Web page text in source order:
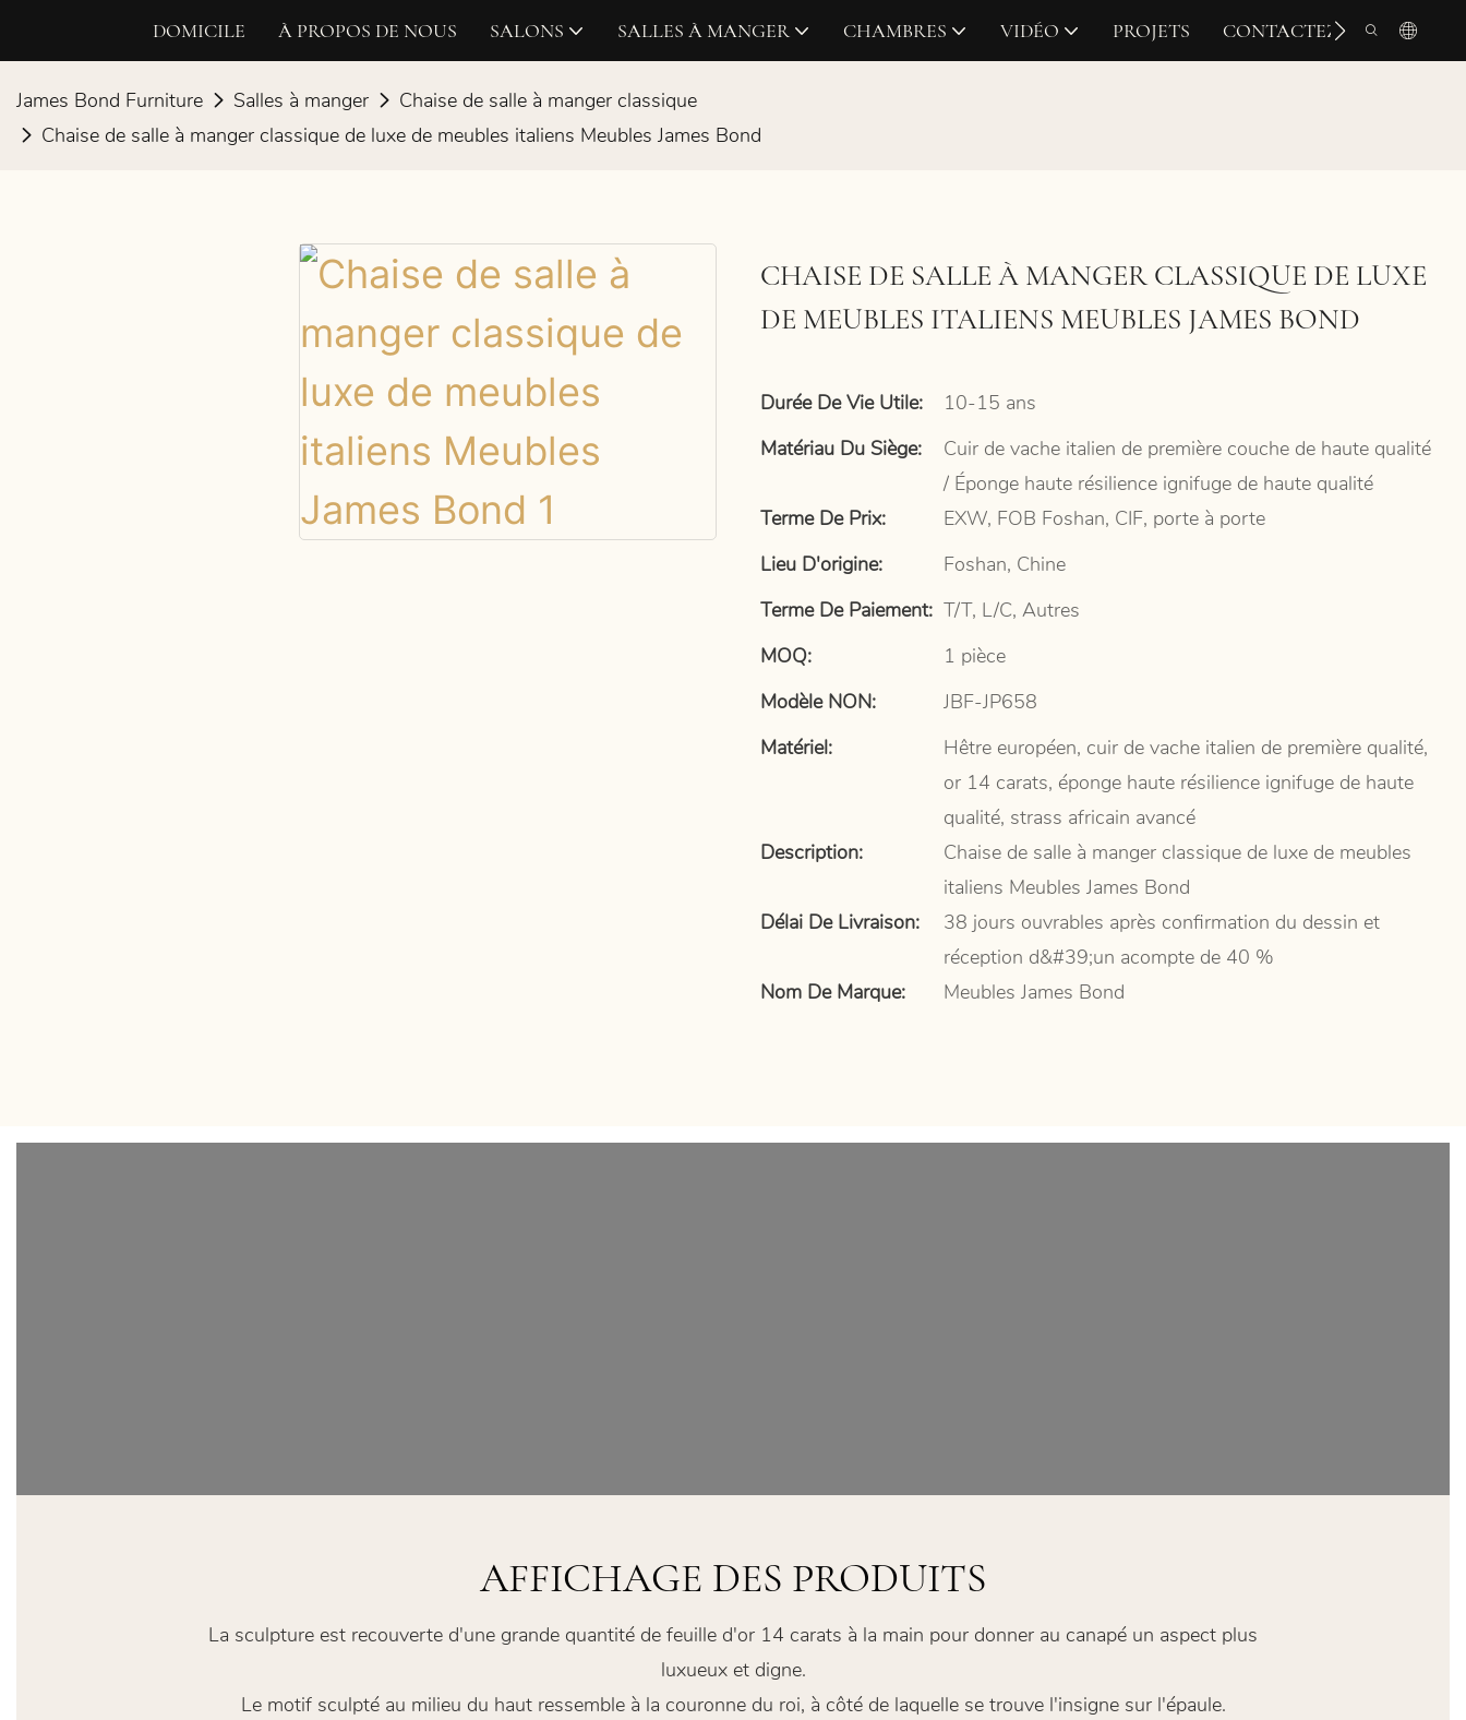
DOMICILE À PROPOS DE NOUS SALONS SALLES À MANGER CHAMBRES VIDÉO PROJETS CONTACTEZ-NOUS
James Bond Furniture Salles à manger
Chaise de salle à manger classique
Chaise de salle à manger classique de luxe de meubles italiens Meubles James Bond
CHAISE DE SALLE À MANGER CLASSIQUE DE LUXE
DE MEUBLES ITALIENS MEUBLES JAMES BOND
Durée De Vie Utile:
10-15 ans
Matériau Du Siège:
Cuir de vache italien de première couche de haute qualité
/ Éponge haute résilience ignifuge de haute qualité
Terme De Prix:
EXW, FOB Foshan, CIF, porte à porte
Lieu D'origine:
Foshan, Chine
Terme De Paiement: T/T, L/C, Autres
MOQ:
1 pièce
Modèle NON:
JBF-JP658
Matériel:
Hêtre européen, cuir de vache italien de première qualité,
or 14 carats, éponge haute résilience ignifuge de haute
qualité, strass africain avancé
Description:
Chaise de salle à manger classique de luxe de meubles
italiens Meubles James Bond
Délai De Livraison:
38 jours ouvrables après confirmation du dessin et
réception d&#39;un acompte de 40 %
Nom De Marque:
Meubles James Bond
AFFICHAGE DES PRODUITS
La sculpture est recouverte d'une grande quantité de feuille d'or 14 carats à la main pour donner au canapé un aspect plus
luxueux et digne.
Le motif sculpté au milieu du haut ressemble à la couronne du roi, à côté de laquelle se trouve l'insigne sur l'épaule.